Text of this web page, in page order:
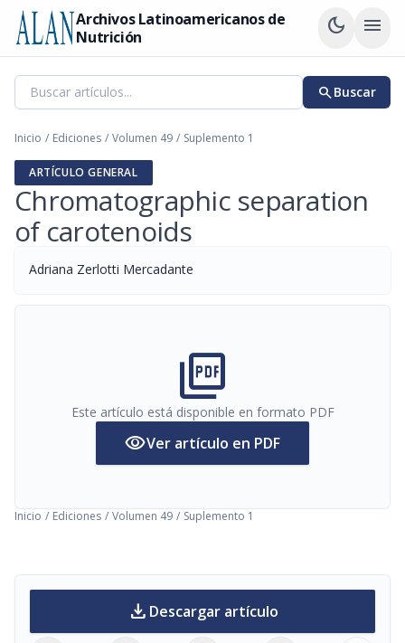
Archivos Latinoamericanos de
Nutrición
dark_mode menu
searchBuscar
Inicio / Ediciones / Volumen 49 / Suplemento 1
ARTÍCULO GENERAL
Chromatographic separation
of carotenoids
Adriana Zerlotti Mercadante
picture_as_pdf
Este artículo está disponible en formato PDF
visibilityVer artículo en PDF
Inicio / Ediciones / Volumen 49 / Suplemento 1
download Descargar artículo